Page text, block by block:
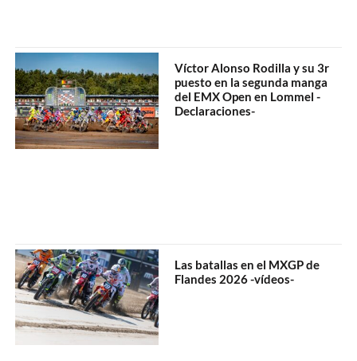
Víctor Alonso Rodilla y su 3r
puesto en la segunda manga
del EMX Open en Lommel -
Declaraciones-
Las batallas en el MXGP de
Flandes 2026 -vídeos-